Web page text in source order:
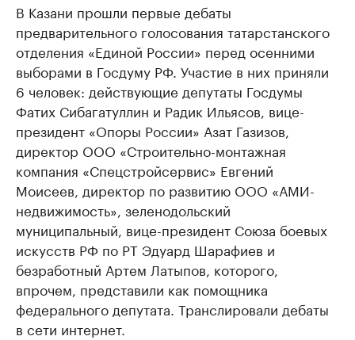
В Казани прошли первые дебаты
предварительного голосования татарстанского
отделения «Единой России» перед осенними
выборами в Госдуму РФ. Участие в них приняли
6 человек: действующие депутаты Госдумы
Фатих Сибагатуллин и Радик Ильясов, вице-
президент «Опоры России» Азат Газизов,
директор ООО «Строительно-монтажная
компания «Спецстройсервис» Евгений
Моисеев, директор по развитию ООО «АМИ-
недвижимость», зеленодольский
муниципальный, вице-президент Союза боевых
искусств РФ по РТ Эдуард Шарафиев и
безработный Артем Латыпов, которого,
впрочем, представили как помощника
федерального депутата. Транслировали дебаты
в сети интернет.